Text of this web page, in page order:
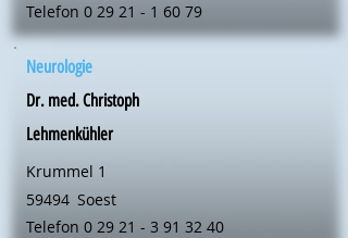
Telefon 0 29 21 - 1 60 79
Neurologie
Dr. med. Christoph
Lehmenkühler
Krummel 1
59494 Soest
Telefon 0 29 21 - 3 91 32 40